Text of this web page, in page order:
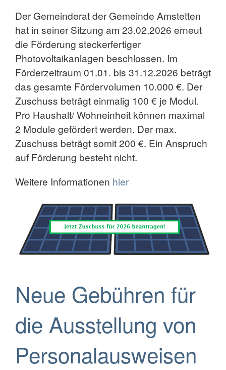
Der Gemeinderat der Gemeinde Amstetten
hat in seiner Sitzung am 23.02.2026 erneut
die Förderung steckerfertiger
Photovoltaikanlagen beschlossen. Im
Förderzeitraum 01.01. bis 31.12.2026 beträgt
das gesamte Fördervolumen 10.000 €. Der
Zuschuss beträgt einmalig 100 € je Modul.
Pro Haushalt/ Wohneinheit können maximal
2 Module gefördert werden. Der max.
Zuschuss beträgt somit 200 €. Ein Anspruch
auf Förderung besteht nicht.
Weitere Informationen hier
Neue Gebühren für
die Ausstellung von
Personalausweisen